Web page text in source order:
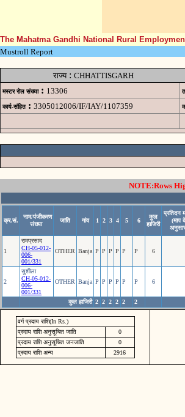
The Mahatma Gandhi National Rural
Mustroll Report
राज्य: CHHATTISGARH
मस्टर रोल संख्या : 13306
कार्य-संहित : 3305012006/IF/IAY/1107359
NOTE:Rows
क्र.सं.
नाम/पंजीकरण
संख्या
जाति गांव 1 2 3 4 5 6
कुल
हाजिरी
प्रतिदन
(माप
1
रामप्रसाद
CH-05-012-
006-
001/331
OTHER Banja P P P P P P 6
2
सुशीला
CH-05-012-
006-
001/331
OTHER Banja P P P P P P 6
कुल हाजिरी 2 2 2 2 2 2
वर्ग प्रदाय राशि(In Rs.)
प्रदाय राशि अनुसूचित जाति
0
प्रदाय राशि अनुसूचित जनजाति
0
प्रदाय राशि अन्य
2916